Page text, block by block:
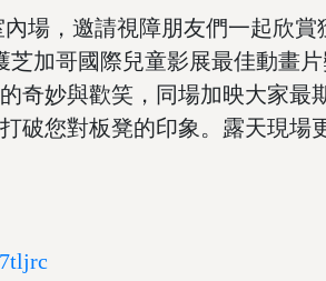
內場，邀請視障朋友們一起欣賞
加哥國際兒童影展最佳動畫
奇妙與歡笑，同場加映大家最
破您對板凳的印象。露天現場